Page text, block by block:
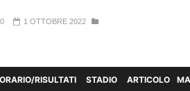
0
1 OTTOBRE 2022
ORARIO/RISULTATI STADIO ARTICOLO